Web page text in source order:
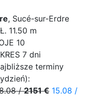
, Sucé-sur-Erdre
11.50 m
10
7 dni
terminy
/2151 € 15.08 /